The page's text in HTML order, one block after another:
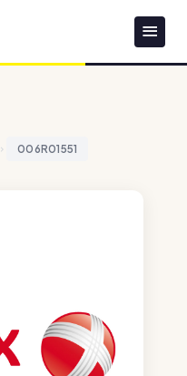
006R01551